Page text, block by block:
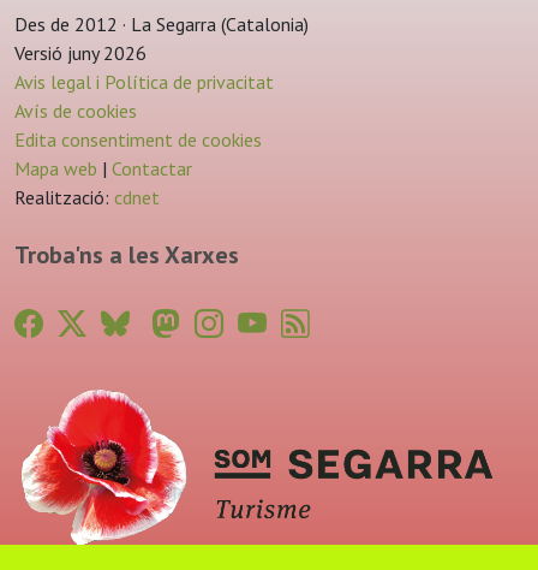
Des de 2012 · La Segarra (Catalonia)
Versió juny 2026
Avis legal i Política de privacitat
Avís de cookies
Edita consentiment de cookies
Mapa web | Contactar
Realització: cdnet
Troba'ns a les Xarxes